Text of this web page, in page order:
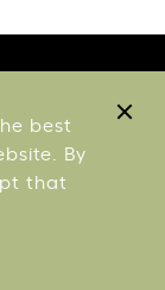
best
By
that